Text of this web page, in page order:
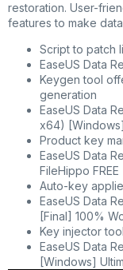
restoration. User-
features to make
Script to patch
EaseUS Data
Keygen tool
generation
EaseUS Data
x64)
Product key
EaseUS Data
FileHippo FREE
Auto-key
EaseUS Data
[Final] 100%
Key injector
EaseUS Data
[Windows]